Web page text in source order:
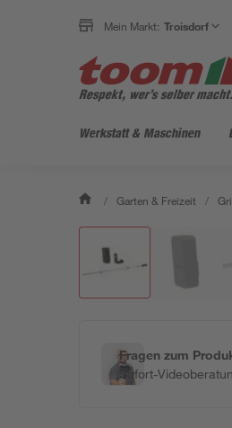
Mein Markt: Troisdorf
Werkstatt & Maschinen
/ Garten & Freizeit /
Fragen zum
Sofort-